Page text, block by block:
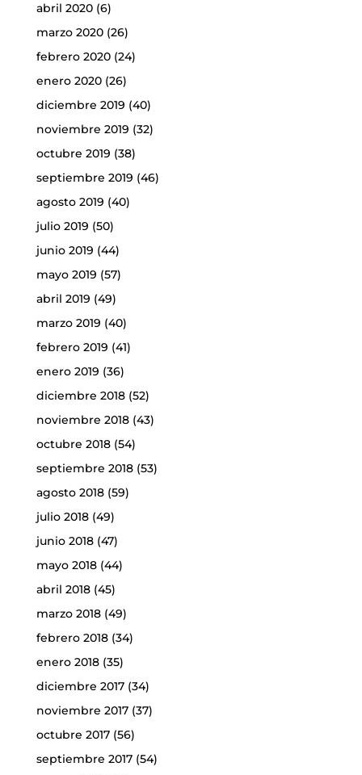
abril 2020(6)
marzo 2020(26)
febrero 2020(24)
enero 2020(26)
diciembre 2019 (40)
noviembre 2019 (32)
octubre 2019 (38)
septiembre 2019 (46)
agosto 2019 (40)
julio 2019 (50)
junio 2019 (44)
mayo 2019 (57)
abril 2019 (49)
marzo 2019 (40)
febrero 2019 (41)
enero 2019 (36)
diciembre 2018(52)
noviembre 2018(43)
octubre 2018(54)
septiembre 2018(53)
agosto 2018(59)
julio 2018(49)
junio 2018(47)
mayo 2018(44)
abril 2018(45)
marzo 2018(49)
febrero 2018(34)
enero 2018(35)
diciembre 2017(34)
noviembre 2017(37)
octubre 2017(56)
septiembre 2017(54)